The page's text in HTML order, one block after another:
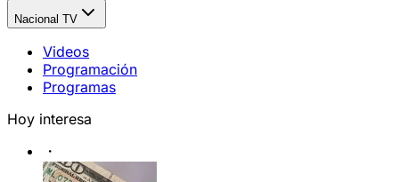
Nacional TV
Videos
Programación
Programas
Hoy interesa